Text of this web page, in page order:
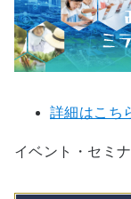
詳細はこち
イベント・セミ